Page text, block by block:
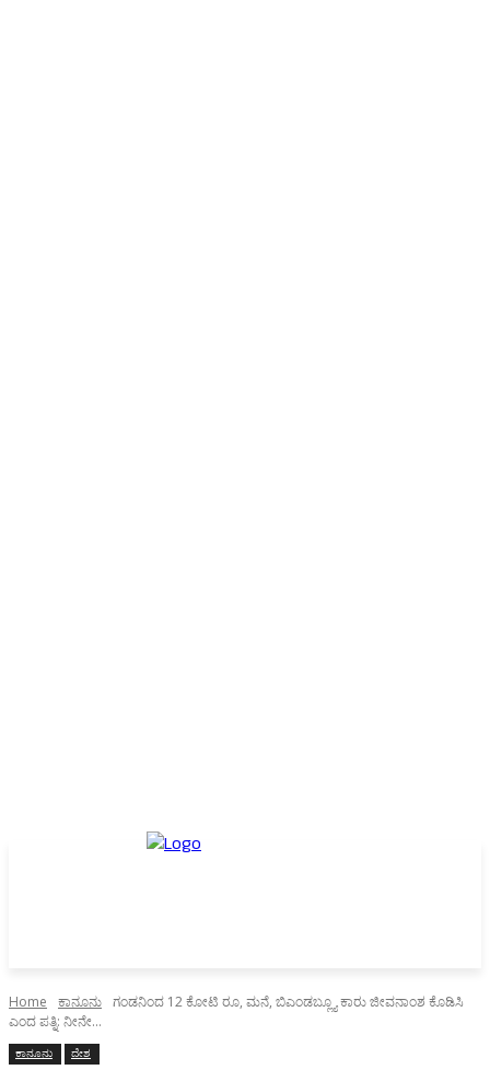
Home ಕಾನೂನು ಗಂಡನಿಂದ 12 ಕೋಟಿ ರೂ, ಮನೆ, ಬಿಎಂಡಬ್ಲ್ಯೂ ಕಾರು ಜೀವನಾಂಶ ಕೊಡಿಸಿ
ಎಂದ ಪತ್ನಿ: ನೀನೇ...
ಕಾನೂನು ದೇಶ